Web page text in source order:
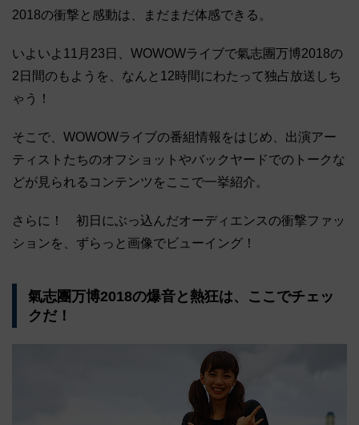
2018の衝撃と感動は、まだまだ体感できる。
いよいよ11月23日、WOWOWライブで氣志團万博2018の
2日間のもようを、なんと12時間にわたって独占放送しち
ゃう！
そこで、WOWOWライブの番組情報をはじめ、出演アー
ティストたちのオフショットやバックヤードでのトークな
どが見られるコンテンツをここで一挙紹介。
さらに！ 初日にぶっ込んだオーディエンスの衝撃ファッ
ションを、ずらっと画像でビューイング！
氣志團万博2018の爆音と熱狂は、ここでチェッ
クだ！